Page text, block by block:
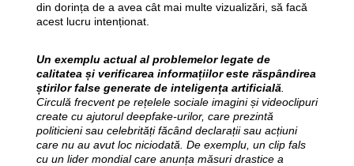
din dorința de a avea cât mai multe vizualizări, să facă
acest lucru intenționat.
Un exemplu actual al problemelor legate de
calitatea și verificarea informațiilor este răspândirea
știrilor false generate de inteligența artificială.
Circulă frecvent pe rețelele sociale imagini și videoclipuri
create cu ajutorul deepfake-urilor, care prezintă
politicieni sau celebrități făcând declarații sau acțiuni
care nu au avut loc niciodată. De exemplu, un clip fals
cu un lider mondial care anunța măsuri drastice a